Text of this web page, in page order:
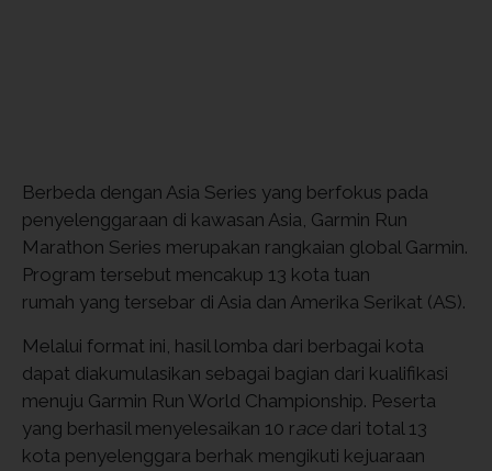
Berbeda dengan Asia Series yang berfokus pada
penyelenggaraan di kawasan Asia, Garmin Run
Marathon Series merupakan rangkaian global Garmin.
Program tersebut mencakup 13 kota tuan
rumah yang tersebar di Asia dan Amerika Serikat (AS).
Melalui format ini, hasil lomba dari berbagai kota
dapat diakumulasikan sebagai bagian dari kualifikasi
menuju Garmin Run World Championship. Peserta
yang berhasil menyelesaikan 10 race dari total 13
kota penyelenggara berhak mengikuti kejuaraan